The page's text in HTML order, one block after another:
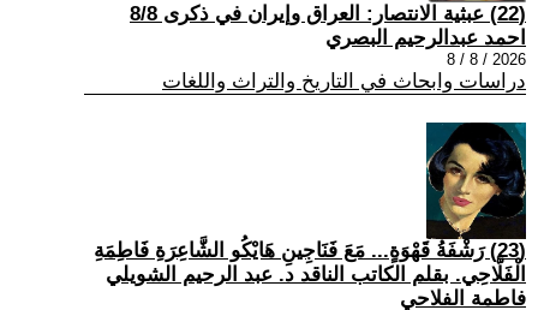
(22) عبثية الانتصار: العراق وإيران في ذكرى 8/8
احمد عبدالرحيم البصري
2026 / 8 / 8
دراسات وابحاث في التاريخ والتراث واللغات
(23) رَشْفَةُ قَهْوَةٍ... مَعَ فَنَاجِينِ هَايْكُو الشَّاعِرَةِ فَاطِمَةِ
الْفَلَّاحِي. بقلم الكاتب الناقد د. عبد الرحيم الشويلي
فاطمة الفلاحي